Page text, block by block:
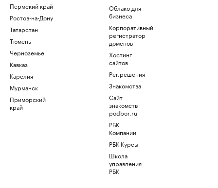
Пермский край
Ростов-на-Дону
Татарстан
Тюмень
Черноземье
Кавказ
Карелия
Мурманск
Приморский
край
Облако для
бизнеса
Корпоративный
регистратор
доменов
Хостинг
сайтов
Рег.решения
Знакомства
Сайт
знакомств
podbor.ru
РБК
Компании
РБК Курсы
Школа
управления
РБК